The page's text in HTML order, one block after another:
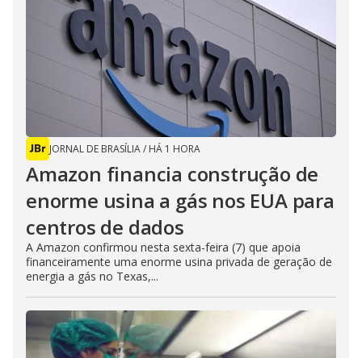
JORNAL DE BRASÍLIA/ HÁ 1 HORA
Amazon financia construção de
enorme usina a gás nos EUA para
centros de dados
A Amazon confirmou nesta sexta-feira (7) que apoia
financeiramente uma enorme usina privada de geração de
energia a gás no Texas,...